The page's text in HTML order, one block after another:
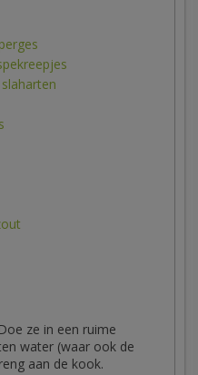
ze in een ruime
water (waar ook de
aan de kook.